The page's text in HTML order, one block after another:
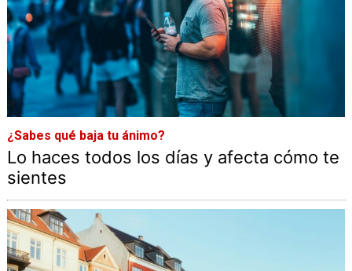
¿Sabes qué baja tu ánimo?
Lo haces todos los días y afecta cómo te
sientes